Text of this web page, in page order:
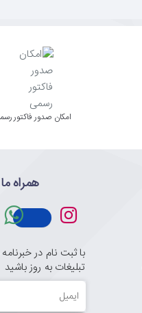
امکان صدور فاکتور
همراه
با ثبت نام در
تبلیغات به روز باشید
ایمیل